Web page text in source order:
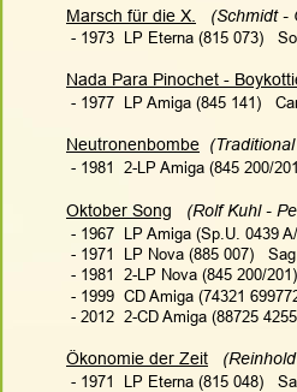
Marsch für die X.
(Schmidt
- 1973  LP Eterna (815 073)
Nada Para Pinochet -
- 1977  LP Amiga (845 141)
Neutronenbombe
- 1981  2-LP Amiga (845 200/
Oktober Song
(Rolf Kuhl -
- 1967  LP Amiga (Sp.U. 0439
- 1971  LP Nova (885 007)
- 1981  2-LP Nova (845 200/
- 1999  CD Amiga (74321
- 2012  2-CD Amiga (88725
Ökonomie der Zeit
- 1971  LP Eterna (815 048)